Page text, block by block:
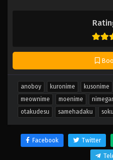
anoboy kuronime kusonime
meownime
moenime
otakudesu
samehadaku
Facebook Twitter